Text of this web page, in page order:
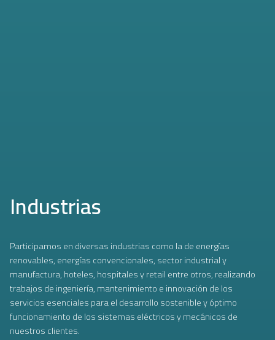
Industrias
Participamos en diversas industrias como la de energías
renovables, energías convencionales, sector industrial y
manufactura, hoteles, hospitales y retail entre otros, realizando
trabajos de ingeniería, mantenimiento e innovación de los
servicios esenciales para el desarrollo sostenible y óptimo
funcionamiento de los sistemas eléctricos y mecánicos de
nuestros clientes.